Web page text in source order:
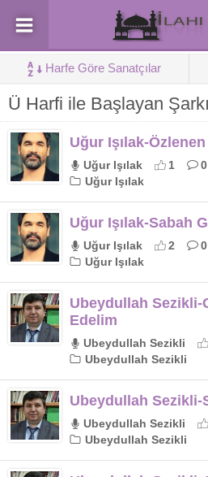
Harfe Göre Sanatçılar
Ü Harfi ile Başlayan
Uğur Işılak-Özlenen
Uğur Işılak 1 0
Uğur Işılak
Uğur Işılak-Sabah
Uğur Işılak 2 0
Uğur Işılak
Ubeydullah Sezikli-
Edelim
Ubeydullah Sezikli
Ubeydullah Sezikli
Ubeydullah Sezikli-
Ubeydullah Sezikli
Ubeydullah Sezikli